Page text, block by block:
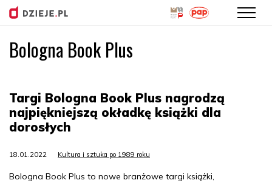
Bologna Book Plus
Targi Bologna Book Plus nagrodzą
najpiękniejszą okładkę książki dla
dorosłych
18.01.2022 Kultura i sztuka po 1989 roku
Bologna Book Plus to nowe branżowe targi książki,